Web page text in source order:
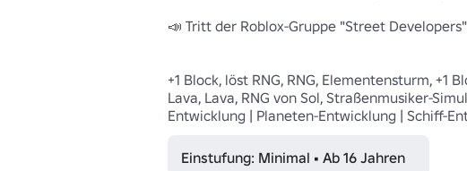
📣 Tritt der Roblox-Gruppe "Street
+1 Block, löst RNG, RNG, Elementensturm, +1
Lava, Lava, RNG von Sol, Straßenmusiker-
Entwicklung | Planeten-Entwicklung | Schiff-
Einstufung: Minimal • Ab 16 Jahren